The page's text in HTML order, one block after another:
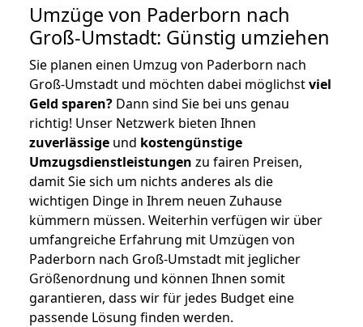
Umzüge von Paderborn nach
Groß-Umstadt: Günstig umziehen
Sie planen einen Umzug von Paderborn nach
Groß-Umstadt und möchten dabei möglichstviel
Geld sparen? Dann sind Sie bei uns genau
richtig! Unser Netzwerk bieten Ihnen
zuverlässige und kostengünstige
Umzugsdienstleistungen zu fairen Preisen,
damit Sie sich um nichts anderes als die
wichtigen Dinge in Ihrem neuen Zuhause
kümmern müssen. Weiterhin verfügen wir über
umfangreiche Erfahrung mit Umzügen von
Paderborn nach Groß-Umstadt mit jeglicher
Größenordnung und können Ihnen somit
garantieren, dass wir für jedes Budget eine
passende Lösung finden werden.